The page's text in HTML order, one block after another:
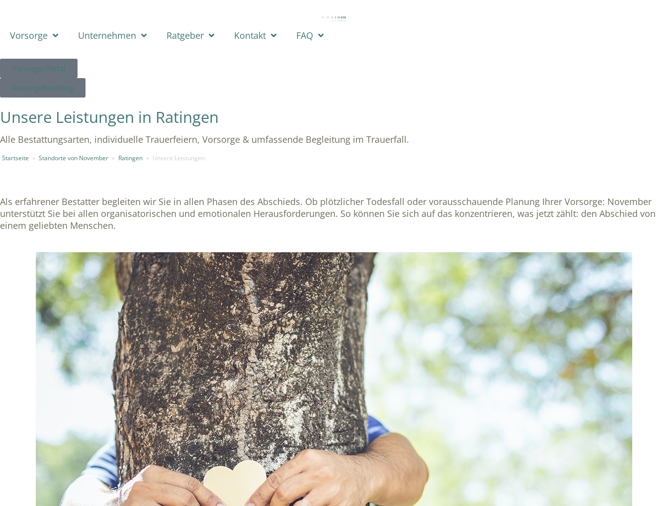
Vorsorge Unternehmen Ratgeber Kontakt FAQ
Vorsorge-Portal
Vorsorgeberatung
Unsere Leistungen in Ratingen
Alle Bestattungsarten, individuelle Trauerfeiern, Vorsorge & umfassende Begleitung im Trauerfall.
Startseite » Standorte von November » Ratingen » Unsere Leistungen
Als erfahrener Bestatter begleiten wir Sie in allen Phasen des Abschieds. Ob plötzlicher Todesfall oder vorausschauende Planung Ihrer Vorsorge: November
unterstützt Sie bei allen organisatorischen und emotionalen Herausforderungen. So können Sie sich auf das konzentrieren, was jetzt zählt: den Abschied von
einem geliebten Menschen.